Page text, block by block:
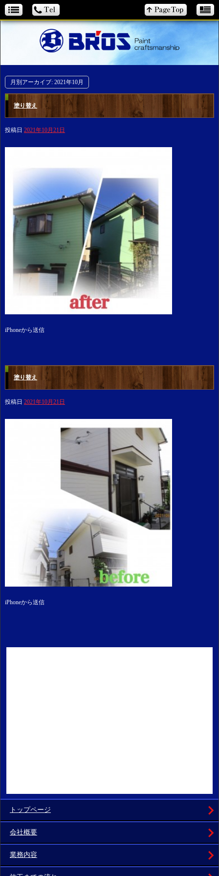
月別アーカイブ: 2021年10月
塗り替え
投稿日 2021年10月21日
iPhoneから送信
塗り替え
投稿日 2021年10月21日
iPhoneから送信
トップページ
会社概要
業務内容